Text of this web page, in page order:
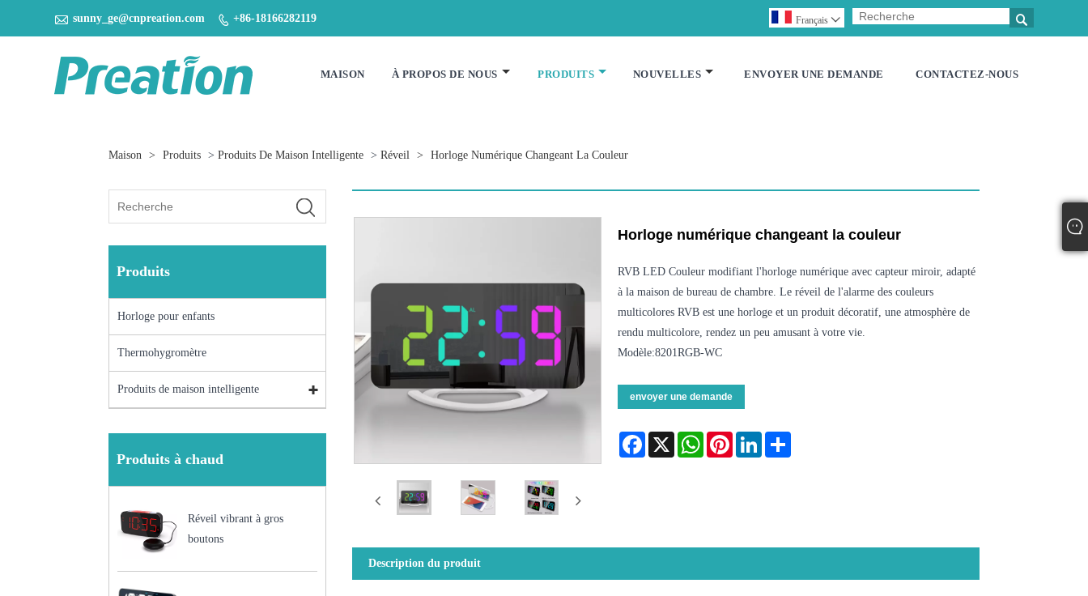
 sunny_ge@cnpreation.com  +86-18166282119 
Français 
MAISON À PROPOS DE NOUS PRODUITS NOUVELLES ENVOYER UNE DEMANDE CONTACTEZ-NOUS
Maison > Produits >Produits De Maison Intelligente >Réveil > Horloge Numérique Changeant La Couleur
Produits
Horloge pour enfants
Thermohygromètre
Produits de maison intelligente
Produits à chaud
Réveil vibrant à gros
boutons
Horloge numérique changeant la couleur
RVB LED Couleur modifiant l'horloge numérique avec capteur miroir, adapté
à la maison de bureau de chambre. Le réveil de l'alarme des couleurs
multicolores RVB est une horloge et un produit décoratif, une atmosphère de
rendu multicolore, rendez un peu amusant à votre vie.
Modèle:8201RGB-WC
envoyer une demande
Facebook
X WhatsAppPinterestLinkedInShare
Description du produit